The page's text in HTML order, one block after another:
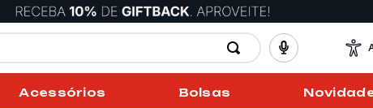
Acessórios Bolsas